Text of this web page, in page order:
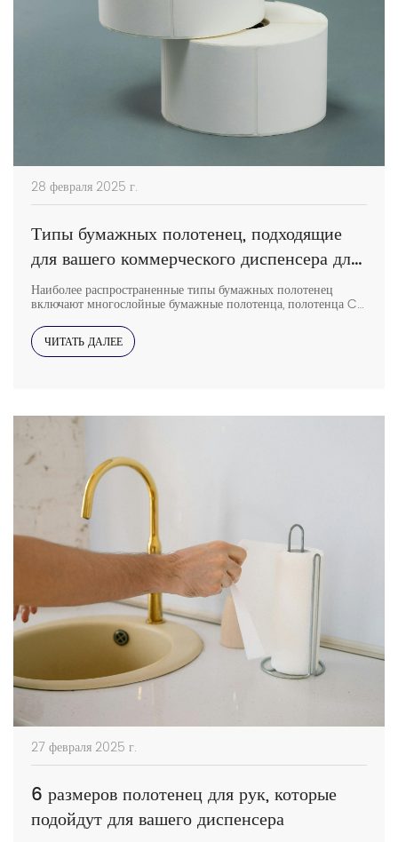
28 февраля 2025 г.
Типы бумажных полотенец, подходящие
для вашего коммерческого диспенсера для
бумажных полотенец
Наиболее распространенные типы бумажных полотенец
включают многослойные бумажные полотенца, полотенца C-
предназначенные для определенных диспенсеров. Если вы
планируете купить диспенсеры для бумажных полотенец для
дома, выбор правильного типа бумажного полотенца для
ЧИТАТЬ ДАЛЕЕ
27 февраля 2025 г.
6 размеров полотенец для рук, которые
подойдут для вашего диспенсера